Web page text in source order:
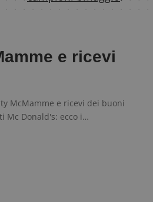
e ricevi
McMamme e ricevi dei buoni
Mc Donald's: ecco i…